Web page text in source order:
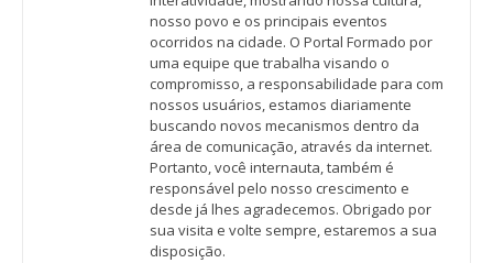
nosso povo e os principais eventos
ocorridos na cidade. O Portal Formado por
uma equipe que trabalha visando o
compromisso, a responsabilidade para com
nossos usuários, estamos diariamente
buscando novos mecanismos dentro da
área de comunicação, através da internet.
Portanto, você internauta, também é
responsável pelo nosso crescimento e
desde já lhes agradecemos. Obrigado por
sua visita e volte sempre, estaremos a sua
disposição.